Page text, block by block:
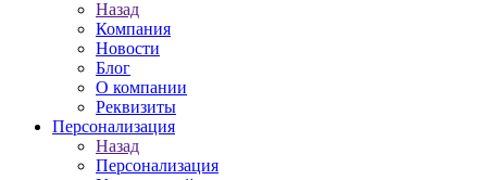
Назад
Компания
Новости
Блог
О компании
Реквизиты
Персонализация
Назад
Персонализация